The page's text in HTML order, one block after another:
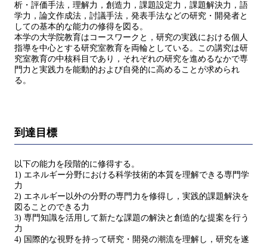
析・評価手法，理解力，創造力，課題設定力，課題解決力，語
学力，論文作成法，討議手法，発表手法などの研究・開発者と
しての基本的な能力の修得を図る。
本学の大学院教育はコースワークと，研究の実践における個人
指導を中心とする研究室教育を両輪としている。この講究は研
究室教育の中核科目であり，それぞれの研究を進めるなかで専
門力と実践力を能動的および自発的に高めることが求められ
る。
到達目標
以下の能力を段階的に修得する。
1) エネルギー分野における科学技術的本質を理解できる専門学
力
2) エネルギー以外の分野の専門力を修得し，実践的課題解決を
図ることのできる力
3) 専門知識を活用して新たな課題の解決と創造的な提案を行う
力
4) 国際的な視野を持って研究・開発の潮流を理解し，研究を遂